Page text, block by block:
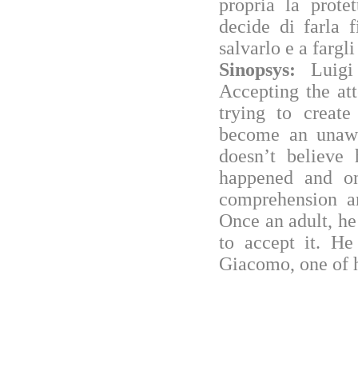
propria la
decide di farla
salvarlo e a
Sinopsys:
Accepting the
trying to
become an
doesn’t
happened and
comprehension
Once an adult,
to accept it.
Giacomo, one of